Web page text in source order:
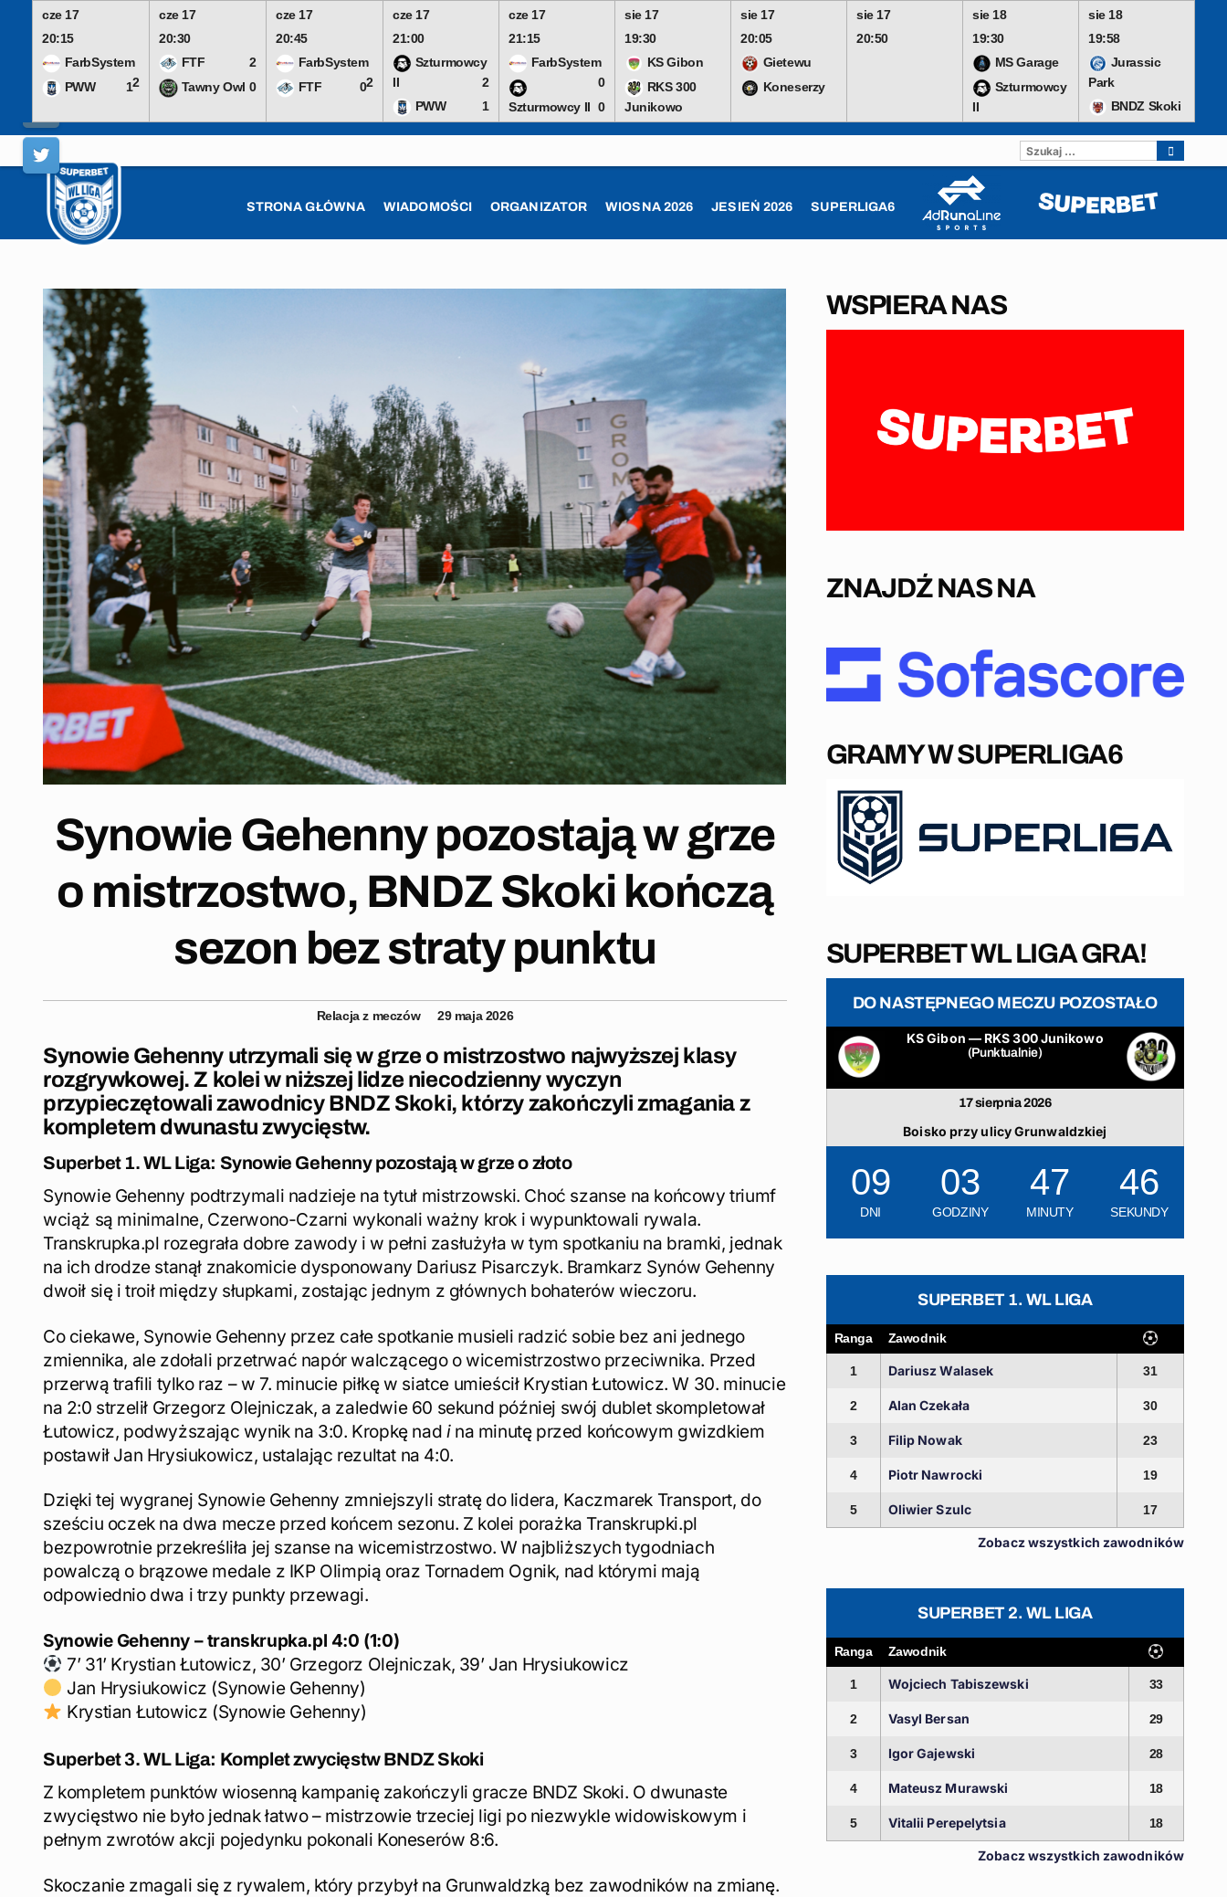
cze 17
20:15
FarbSystem
2
PWW 1
cze 17
20:30
FTF
2
Tawny Owl 0
cze 17
20:45
FarbSystem
2
FTF 0
cze 17
21:00
Szturmowcy
II
2
PWW
1
cze 17
21:15
FarbSystem
0
Szturmowcy II 0
sie 17
19:30
KS Gibon
RKS 300
Junikowo
sie 17
20:05
Gietewu
Koneserzy
sie 17
20:50
sie 18
19:30
MS Garage
Szturmowcy
II
sie 18
19:58
Jurassic
Park
BNDZ Skoki
Skip
content
STRONA GŁÓWNA WIADOMOŚCI ORGANIZATOR WIOSNA 2026 JESIEŃ 2026 SUPERLIGA6
SZUKAJ:
Synowie Gehenny pozostają w grze
o mistrzostwo, BNDZ Skoki kończą
sezon bez straty punktu
Relacja z meczów 29 maja 2026
Synowie Gehenny utrzymali się w grze o mistrzostwo najwyższej klasy
rozgrywkowej. Z kolei w niższej lidze niecodzienny wyczyn
przypieczętowali zawodnicy BNDZ Skoki, którzy zakończyli zmagania z
kompletem dwunastu zwycięstw.
Superbet 1. WL Liga: Synowie Gehenny pozostają w grze o złoto
Synowie Gehenny podtrzymali nadzieje na tytuł mistrzowski. Choć szanse na końcowy triumf
wciąż są minimalne, Czerwono-Czarni wykonali ważny krok i wypunktowali rywala.
Transkrupka.pl rozegrała dobre zawody i w pełni zasłużyła w tym spotkaniu na bramki, jednak
na ich drodze stanął znakomicie dysponowany Dariusz Pisarczyk. Bramkarz Synów Gehenny
dwoił się i troił między słupkami, zostając jednym z głównych bohaterów wieczoru.
Co ciekawe, Synowie Gehenny przez całe spotkanie musieli radzić sobie bez ani jednego
zmiennika, ale zdołali przetrwać napór walczącego o wicemistrzostwo przeciwnika. Przed
przerwą trafili tylko raz – w 7. minucie piłkę w siatce umieścił Krystian Łutowicz. W 30. minucie
na 2:0 strzelił Grzegorz Olejniczak, a zaledwie 60 sekund później swój dublet skompletował
Łutowicz, podwyższając wynik na 3:0. Kropkę nad i na minutę przed końcowym gwizdkiem
postawił Jan Hrysiukowicz, ustalając rezultat na 4:0.
Dzięki tej wygranej Synowie Gehenny zmniejszyli stratę do lidera, Kaczmarek Transport, do
sześciu oczek na dwa mecze przed końcem sezonu. Z kolei porażka Transkrupki.pl
bezpowrotnie przekreśliła jej szanse na wicemistrzostwo. W najbliższych tygodniach
powalczą o brązowe medale z IKP Olimpią oraz Tornadem Ognik, nad którymi mają
odpowiednio dwa i trzy punkty przewagi.
Synowie Gehenny – transkrupka.pl 4:0 (1:0)
7’ 31’ Krystian Łutowicz, 30’ Grzegorz Olejniczak, 39’ Jan Hrysiukowicz
Jan Hrysiukowicz (Synowie Gehenny)
Krystian Łutowicz (Synowie Gehenny)
Superbet 3. WL Liga: Komplet zwycięstw BNDZ Skoki
Z kompletem punktów wiosenną kampanię zakończyli gracze BNDZ Skoki. O dwunaste
zwycięstwo nie było jednak łatwo – mistrzowie trzeciej ligi po niezwykle widowiskowym i
pełnym zwrotów akcji pojedynku pokonali Koneserów 8:6.
Skoczanie zmagali się z rywalem, który przybył na Grunwaldzką bez zawodników na zmianę.
WSPIERA NAS
ZNAJDŹ NAS NA
GRAMY W SUPERLIGA6
SUPERBET WL LIGA GRA!
DO NASTĘPNEGO MECZU POZOSTAŁO
KS Gibon — RKS 300 Junikowo
(Punktualnie)
17 sierpnia 2026
Boisko przy ulicy Grunwaldzkiej
09
DNI
03
GODZINY
47
MINUTY
45
SEKUNDY
SUPERBET 1. WL LIGA
Ranga Zawodnik
1 Dariusz Walasek 31
2 Alan Czekała 30
3 Filip Nowak 23
4 Piotr Nawrocki 19
5 Oliwier Szulc 17
Zobacz wszystkich zawodników
SUPERBET 2. WL LIGA
Ranga Zawodnik
1 Wojciech Tabiszewski 33
2 Vasyl Bersan 29
3 Igor Gajewski 28
4 Mateusz Murawski 18
5 Vitalii Perepelytsia 18
Zobacz wszystkich zawodników